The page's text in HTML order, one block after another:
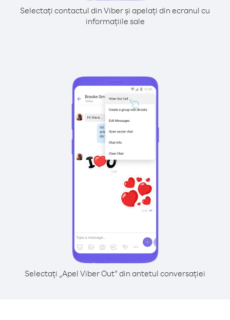
Selectați contactul din Viber și apelați din ecranul cu
informațiile sale
Selectați „Apel Viber Out” din antetul conversației